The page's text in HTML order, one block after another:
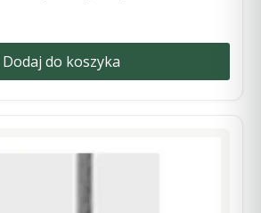
Dodaj do koszyka